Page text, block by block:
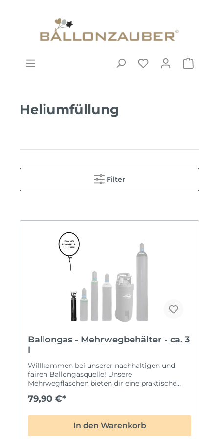
Heliumfüllung
Filter
Ballongas - Mehrwegbehälter - ca. 3
l
Willkommen bei unserer nachhaltigen und
fairen Ballongasquelle! Unsere
Mehrwegflaschen bieten dir eine praktische
Bedarf an Ballongas.Eigenschaften unserer
Unsere Ballongas-Mehrwegflaschen werden in
handlichen Stahlflaschen geliefert, die eine
sichere und zuverlässige Aufbewahrung
79,90 €*
In den Warenkorb